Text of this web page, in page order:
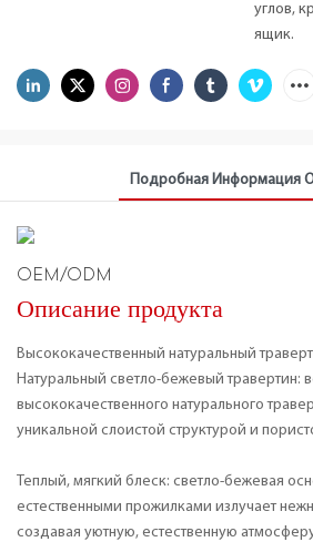
углов,
ящик.
Подробная Информация
OEM/ODM
Описание продукта
Высококачественный натуральный
Натуральный светло-бежевый травертин:
высококачественного натурального
уникальной слоистой структурой и
Теплый, мягкий блеск: светло-бежевая
естественными прожилками излучает
создавая уютную, естественную